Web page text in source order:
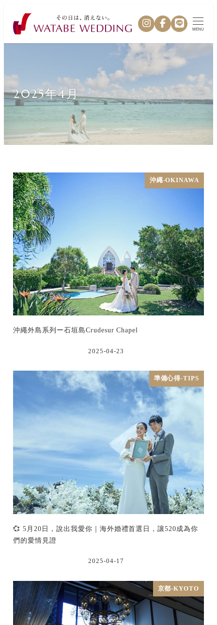
MENU
2025年4月
沖繩-OKINAWA
沖繩外島系列ー石垣島Crudesur Chapel
2025-04-23
準備心得-TIPS
💞 5月20日，說出我愛你｜海外婚禮首選日，讓520成為你
們的愛情見證
2025-04-17
京都-KYOTO